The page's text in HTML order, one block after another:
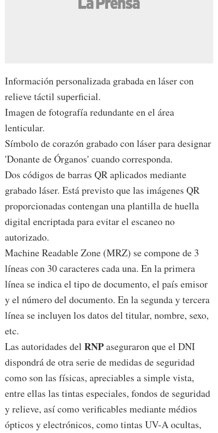
Información personalizada grabada en láser con
relieve táctil superficial.
Imagen de fotografía redundante en el área
lenticular.
Símbolo de corazón grabado con láser para designar
'Donante de Órganos' cuando corresponda.
Dos códigos de barras QR aplicados mediante
grabado láser. Está previsto que las imágenes QR
proporcionadas contengan una plantilla de huella
digital encriptada para evitar el escaneo no
autorizado.
Machine Readable Zone (MRZ) se compone de 3
líneas con 30 caracteres cada una. En la primera
línea se indica el tipo de documento, el país emisor
y el número del documento. En la segunda y tercera
línea se incluyen los datos del titular, nombre, sexo,
etc.
Las autoridades del RNPaseguraron que el DNI
dispondrá de otra serie de medidas de seguridad
como son las físicas, apreciables a simple vista,
entre ellas las tintas especiales, fondos de seguridad
y relieve, así como verificables mediante médios
ópticos y electrónicos, como tintas UV-A ocultas,